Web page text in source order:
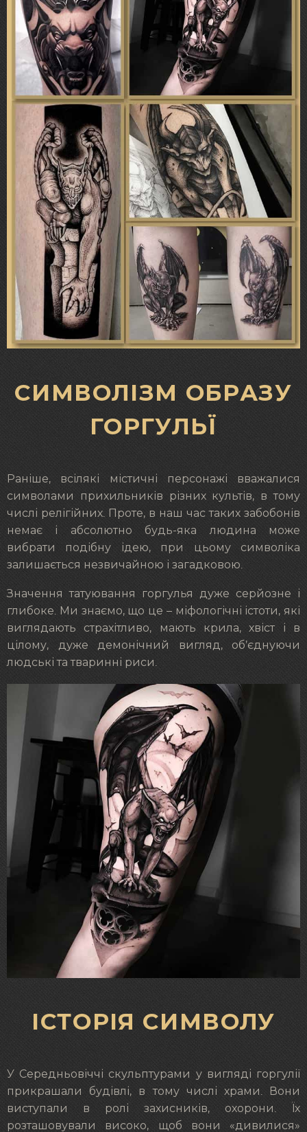
СИМВОЛІЗМ ОБРАЗУ
ГОРГУЛЬЇ
Раніше, всілякі містичні персонажі вважалися
символами прихильників різних культів, в тому
числі релігійних. Проте, в наш час таких забобонів
немає і абсолютно будь-яка людина може
вибрати подібну ідею, при цьому символіка
залишається незвичайною і загадковою.
Значення татуювання горгулья дуже серйозне і
глибоке. Ми знаємо, що це – міфологічні істоти, які
виглядають страхітливо, мають крила, хвіст і в
цілому, дуже демонічний вигляд, об’єднуючи
людські та тваринні риси.
ІСТОРІЯ СИМВОЛУ
У Середньовіччі скульптурами у вигляді горгулії
прикрашали будівлі, в тому числі храми. Вони
виступали в ролі захисників, охорони. Їх
розташовували високо, щоб вони «дивилися»